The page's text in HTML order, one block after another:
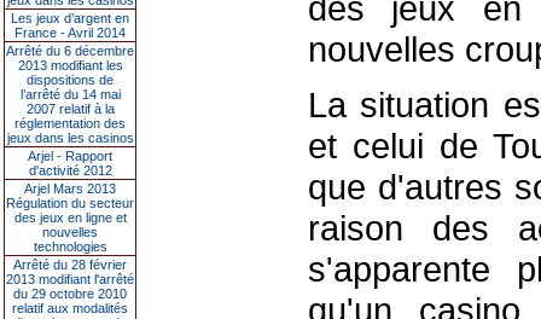
Les jeux d’argent en
France - Avril 2014
Arrêté du 6 décembre
2013 modifiant les
dispositions de
l’arrêté du 14 mai
2007 relatif à la
réglementation des
jeux dans les casinos
Arjel - Rapport
d'activité 2012
Arjel Mars 2013
Régulation du secteur
des jeux en ligne et
nouvelles
technologies
Arrêté du 28 février
2013 modifiant l'arrêté
du 29 octobre 2010
relatif aux modalités
nouvelles
La situation
et celui de
que d'autres
raison des
s'apparente
qu'un